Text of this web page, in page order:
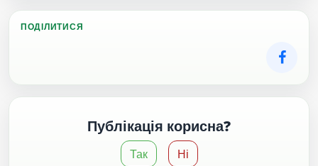
ПОДІЛИТИСЯ
Публікація корисна?
Так Ні